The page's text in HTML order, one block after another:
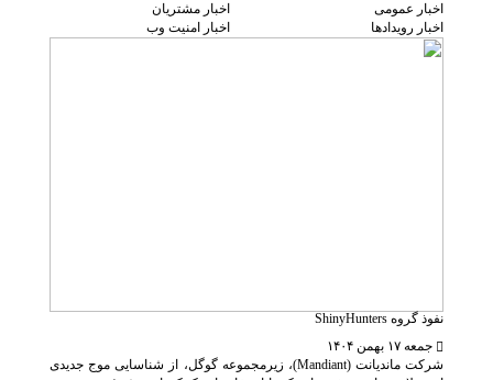
اخبار عمومی
اخبار مشتریان
اخبار رویدادها
اخبار امنیت وب
نفوذ گروه ShinyHunters
جمعه ۱۷ بهمن ۱۴۰۴
شرکت ماندیانت (Mandiant)، زیرمجموعه گوگل، از شناسایی موج جدیدی